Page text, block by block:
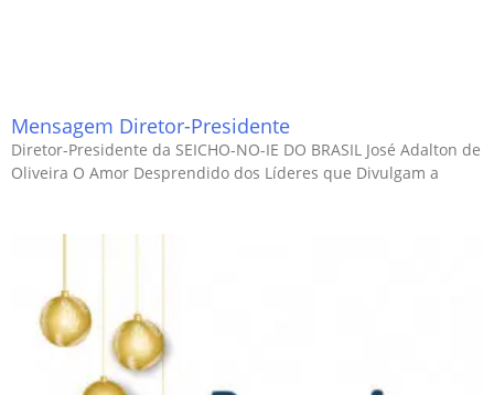
Mensagem Diretor-Presidente
Diretor-Presidente da SEICHO-NO-IE DO BRASIL José Adalton de
Oliveira O Amor Desprendido dos Líderes que Divulgam a